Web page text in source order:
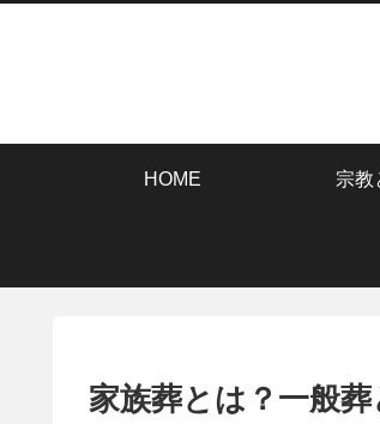
HOME 宗教
家族葬とは？一般